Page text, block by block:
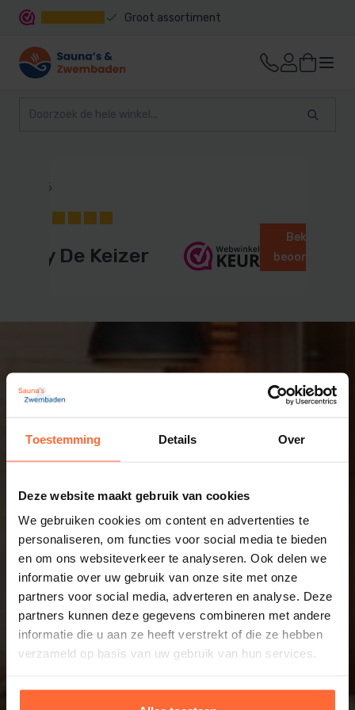
Toestemming Details Over
Deze website maakt gebruik van cookies
We gebruiken cookies om content en advertenties te
personaliseren, om functies voor social media te bieden
en om ons websiteverkeer te analyseren. Ook delen we
informatie over uw gebruik van onze site met onze
partners voor social media, adverteren en analyse. Deze
partners kunnen deze gegevens combineren met andere
informatie die u aan ze heeft verstrekt of die ze hebben
verzameld op basis van uw gebruik van hun services.
Groot assortiment
juni 2026
De Keizer
Bekijk alle
beoordelingen
Informatie op maat? Kom